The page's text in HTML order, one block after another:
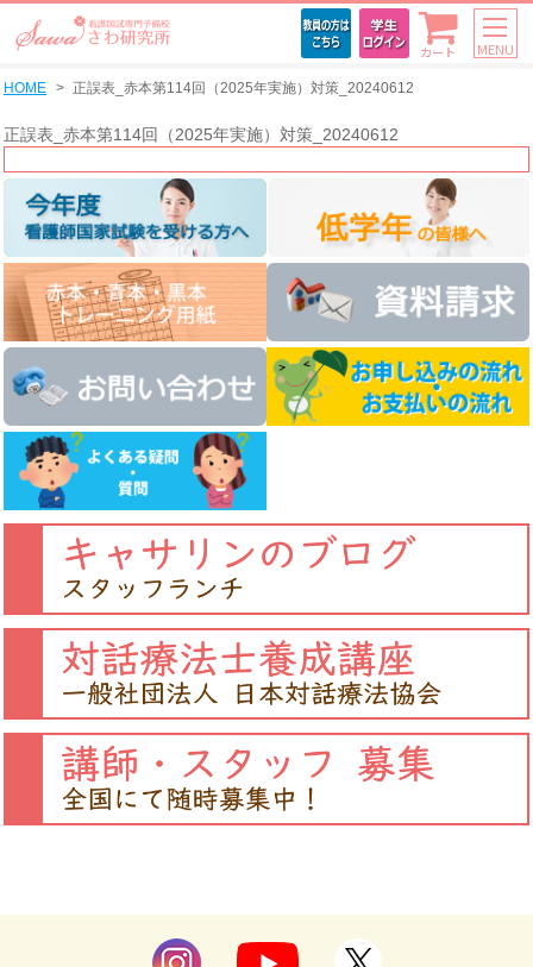
カート MENU
HOME 正誤表_赤本第114回（2025年実施）対策_20240612
正誤表_赤本第114回（2025年実施）対策_20240612